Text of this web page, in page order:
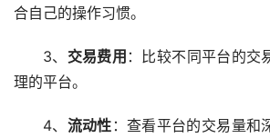
合自己的操作习惯。
3、 交易费用 ：比较不同平台的交
理的平台。
4、 流动性 ：查看平台的交易量和